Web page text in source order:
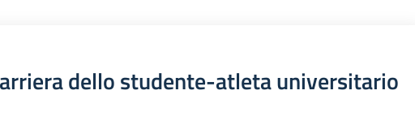
dello studente-atleta universitario